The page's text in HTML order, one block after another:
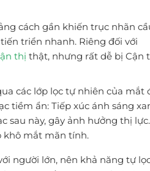
cách gần khiến trục nhãn
triển nhanh. Riêng đối với
thị thật, nhưng rất dễ bị Cận
các lớp lọc tự nhiên của mắt
tiềm ẩn: Tiếp xúc ánh sáng
sau này, gây ảnh hưởng thị lực.
khô mắt mãn tính.
người lớn, nên khả năng tự